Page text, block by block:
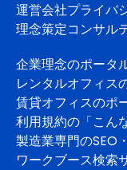
運営会社プライバ
理念策定コンサル
企業理念のポータ
レンタルオフィス
賃貸オフィスのポ
利用規約の「こん
製造業専門のSEO
ワークブース検索